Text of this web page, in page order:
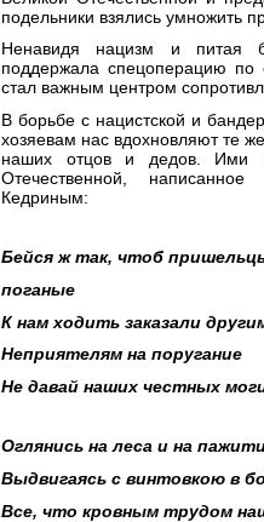
подельники взялись умножить
Ненавидя нацизм и питая
поддержала спецоперацию
стал важным центром
В борьбе с нацистской и
хозяевам нас вдохновляют те
наших отцов и дедов. Ими
Отечественной,
Кедриным:
Бейся ж так, чтоб
поганые
К нам ходить заказали
Неприятелям на поругание
Не давай наших честных
Оглянись на леса и на
Выдвигаясь с винтовкою в
Все, что кровным трудом